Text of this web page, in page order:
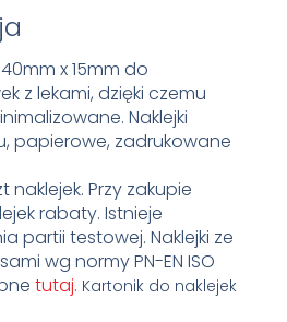
x 15mm do
z lekami, dzięki czemu
Naklejki
papierowe, zadrukowane
naklejek. Przy zakupie
rabaty. Istnieje
partii testowej. Naklejki ze
wg normy PN-EN ISO
tutaj. Kartonik do naklejek